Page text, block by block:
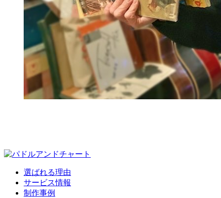
選ばれる理由
サービス情報
制作事例